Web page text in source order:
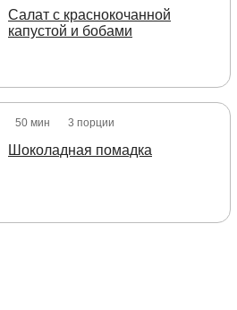
Салат с краснокочанной
капустой и бобами
50 мин 3 порции
Шоколадная помадка